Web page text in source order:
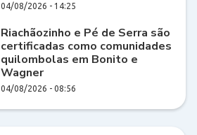
04/08/2026 - 14:25
Riachãozinho e Pé de Serra são
certificadas como comunidades
quilombolas em Bonito e
Wagner
04/08/2026 - 08:56